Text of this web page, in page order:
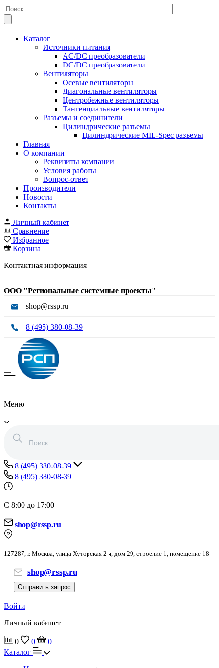
Каталог
Источники питания
AC/DC преобразователи
DC/DC преобразователи
Вентиляторы
Осевые вентиляторы
Диагональные вентиляторы
Центробежные вентиляторы
Тангенциальные вентиляторы
Разъемы и соединители
Цилиндрические разъемы
Цилиндрические MIL-Spec разъемы
Главная
О компании
Реквизиты компании
Условия работы
Вопрос-ответ
Производители
Новости
Контакты
Личный кабинет
Сравнение
Избранное
Корзина
Контактная информация
ООО "Региональные системные проекты"
shop@rssp.ru
8 (495) 380-08-39
Меню
8 (495) 380-08-39
8 (495) 380-08-39
С 8:00 до 17:00
shop@rssp.ru
127287, г. Москва, улица Хуторская 2-я, дом 29, строение 1, помещение 18
shop@rssp.ru
Отправить запрос
Войти
Личный кабинет
0 0
0
Каталог